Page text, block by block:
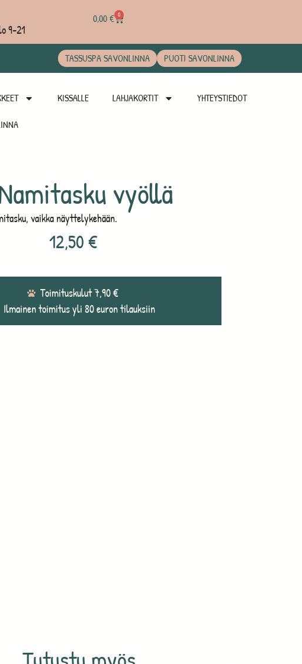
9-21
0,00€ 0
TASSUSPA SAVONLINNA PUOTI SAVONLINNA
KISSALLE LAHJAKORTIT YHTEYSTIEDOT
vyöllä
vaikka näyttelykehään.
12,50€
Toimituskulut 7,90 €
Ilmainen toimitus yli 80 euron tilauksiin